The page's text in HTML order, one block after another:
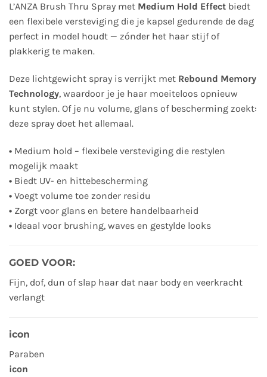
L’ANZA Brush Thru Spray met Medium Hold Effect biedt
een flexibele versteviging die je kapsel gedurende de dag
perfect in model houdt — zónder het haar stijf of
plakkerig te maken.
Deze lichtgewicht spray is verrijkt met Rebound Memory
Technology, waardoor je je haar moeiteloos opnieuw
kunt stylen. Of je nu volume, glans of bescherming zoekt:
deze spray doet het allemaal.
• Medium hold – flexibele versteviging die restylen
mogelijk maakt
• Biedt UV- en hittebescherming
• Voegt volume toe zonder residu
• Zorgt voor glans en betere handelbaarheid
• Ideaal voor brushing, waves en gestylde looks
GOED VOOR:
Fijn, dof, dun of slap haar dat naar body en veerkracht
verlangt
icon
Paraben
icon